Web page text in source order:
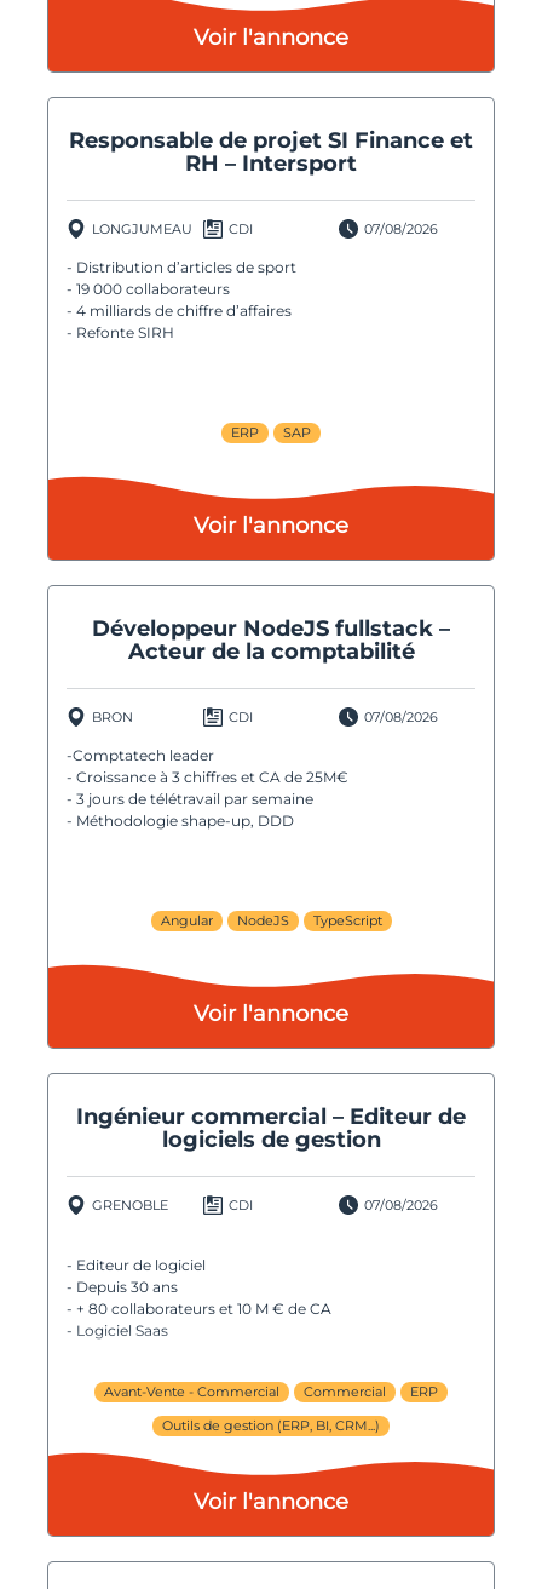
Voir l'annonce
Responsable de projet SI Finance et
RH – Intersport
LONGJUMEAU CDI 07/08/2026
- Distribution d’articles de sport
- 19 000 collaborateurs
- 4 milliards de chiffre d’affaires
- Refonte SIRH
ERP SAP
Voir l'annonce
Développeur NodeJS fullstack –
Acteur de la comptabilité
BRON CDI 07/08/2026
-Comptatech leader
- Croissance à 3 chiffres et CA de 25M€
- 3 jours de télétravail par semaine
- Méthodologie shape-up, DDD
Angular NodeJS TypeScript
Voir l'annonce
Ingénieur commercial – Editeur de
logiciels de gestion
GRENOBLE CDI 07/08/2026
- Editeur de logiciel
- Depuis 30 ans
- + 80 collaborateurs et 10 M € de CA
- Logiciel Saas
Avant-Vente - Commercial Commercial
ERP
Outils de gestion (ERP, BI, CRM...)
Voir l'annonce